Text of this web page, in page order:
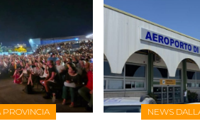
PROVINCIA NEWS